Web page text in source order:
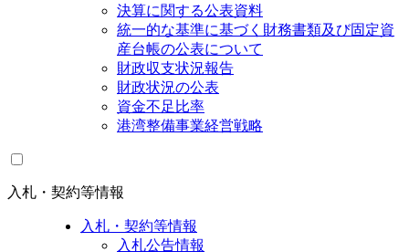
決算に関する公表資料
統一的な基準に基づく財務書類及び固定資
産台帳の公表について
財政収支状況報告
財政状況の公表
資金不足比率
港湾整備事業経営戦略
入札・契約等情報
入札・契約等情報
入札公告情報